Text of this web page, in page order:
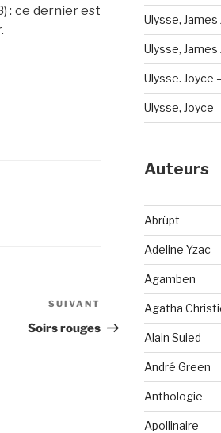
: ce dernier est
suivant
SUIVANT
Soirs rouges
Ulysse, James
Ulysse, James
Ulysse. Joyce
Ulysse, Joyce
Auteurs
Abrüpt
Adeline Yzac
Agamben
Agatha
Alain Suied
André Green
Anthologie
Apollinaire